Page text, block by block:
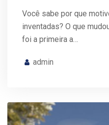
Você sabe por que
inventadas? O que
foi a primeira a…
admin